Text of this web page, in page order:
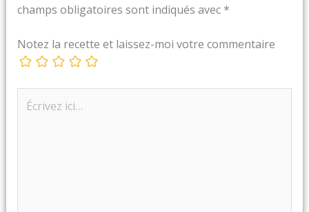
champs obligatoires sont indiqués avec *
Notez la recette et laissez-moi votre commentaire
Écrivez
ici…